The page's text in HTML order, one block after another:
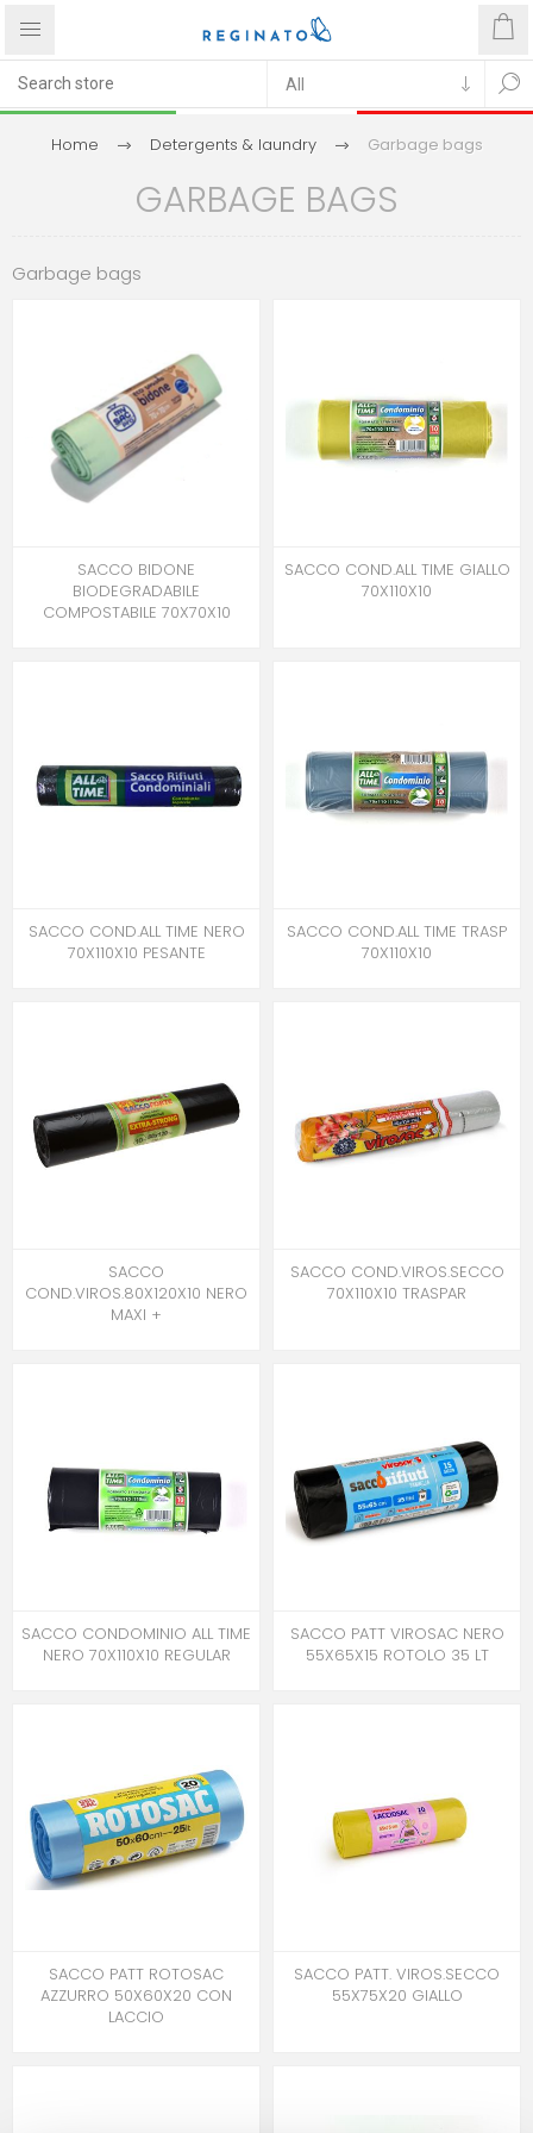
Home Detergents & laundry Garbage bags
GARBAGE BAGS
Garbage bags
SACCO BIDONE
BIODEGRADABILE
COMPOSTABILE 70X70X10
SACCO COND.ALL TIME GIALLO
70X110X10
SACCO COND.ALL TIME NERO
70X110X10 PESANTE
SACCO COND.ALL TIME TRASP
70X110X10
SACCO
COND.VIROS.80X120X10 NERO
MAXI +
SACCO COND.VIROS.SECCO
70X110X10 TRASPAR
SACCO CONDOMINIO ALL TIME
NERO 70X110X10 REGULAR
SACCO PATT VIROSAC NERO
55X65X15 ROTOLO 35 LT
SACCO PATT ROTOSAC
AZZURRO 50X60X20 CON
LACCIO
SACCO PATT. VIROS.SECCO
55X75X20 GIALLO